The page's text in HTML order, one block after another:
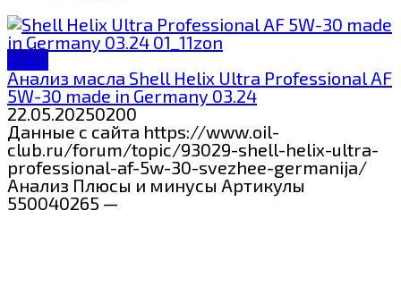
Shell
Анализ масла Shell Helix Ultra Professional AF
5W-30 made in Germany 03.24
22.05.20250200
Данные с сайта https://www.oil-
club.ru/forum/topic/93029-shell-helix-ultra-
professional-af-5w-30-svezhee-germanija/
Анализ Плюсы и минусы Артикулы
550040265 —